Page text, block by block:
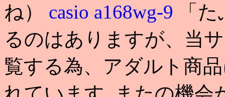
ね） casio a168wg-9 「
るのはありますが、当
覧する為、アダルト商